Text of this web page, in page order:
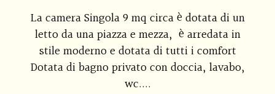
La camera Singola 9 mq circa è dotata di un
letto da una piazza e mezza, è arredata in
stile moderno e dotata di tutti i comfort
Dotata di bagno privato con doccia, lavabo,
wc....